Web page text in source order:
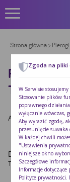
Strona główna>
PIEROGI Z
TŁUSTYM
Autor:Redakcja
Dodaj komentarz
Twój adres e-mail nie
Zgoda na pliki
W Serwisie
Stosowanie plików
poprawnego
wyłącznie wówczas,
Aby wyrazić zgodę,
przesunięcie suwaka
W każdej chwili
"Ustawienia
niniejsze okno
Szczegółowe
Informacje
Polityce prywatności